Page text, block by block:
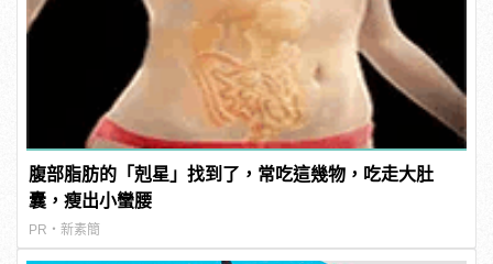
腹部脂肪的「剋星」找到了，常吃這幾物，吃走大肚
囊，瘦出小蠻腰
PR・新素簡